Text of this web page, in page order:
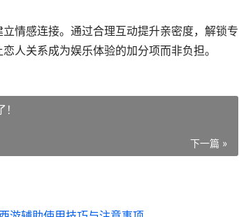
情感连接。通过合理互动提升亲密度，解锁专
人关系成为娱乐体验的加分项而非负担。
下一篇 »